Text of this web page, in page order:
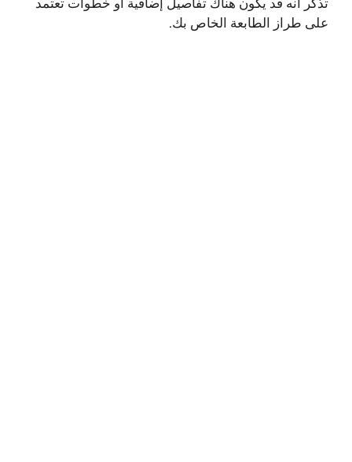
تذكر أنه قد يكون هناك تفاصيل إضافية أو خطوات تعتمد
على طراز الطابعة الخاص بك.